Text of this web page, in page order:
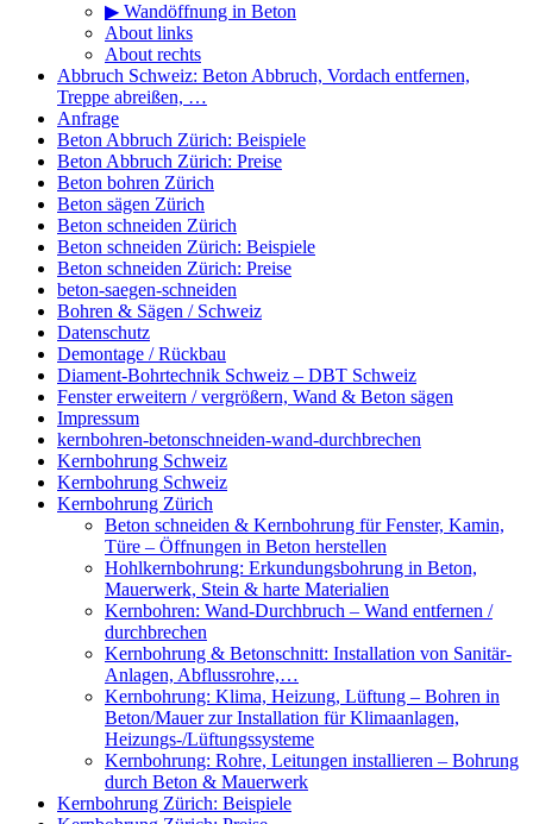
▶ Wandöffnung in Beton
About links
About rechts
Abbruch Schweiz: Beton Abbruch, Vordach entfernen,
Treppe abreißen, …
Anfrage
Beton Abbruch Zürich: Beispiele
Beton Abbruch Zürich: Preise
Beton bohren Zürich
Beton sägen Zürich
Beton schneiden Zürich
Beton schneiden Zürich: Beispiele
Beton schneiden Zürich: Preise
beton-saegen-schneiden
Bohren & Sägen / Schweiz
Datenschutz
Demontage / Rückbau
Diament-Bohrtechnik Schweiz – DBT Schweiz
Fenster erweitern / vergrößern, Wand & Beton sägen
Impressum
kernbohren-betonschneiden-wand-durchbrechen
Kernbohrung Schweiz
Kernbohrung Schweiz
Kernbohrung Zürich
Beton schneiden & Kernbohrung für Fenster, Kamin,
Türe – Öffnungen in Beton herstellen
Hohlkernbohrung: Erkundungsbohrung in Beton,
Mauerwerk, Stein & harte Materialien
Kernbohren: Wand-Durchbruch – Wand entfernen /
durchbrechen
Kernbohrung & Betonschnitt: Installation von Sanitär-
Anlagen, Abflussrohre,…
Kernbohrung: Klima, Heizung, Lüftung – Bohren in
Beton/Mauer zur Installation für Klimaanlagen,
Heizungs-/Lüftungssysteme
Kernbohrung: Rohre, Leitungen installieren – Bohrung
durch Beton & Mauerwerk
Kernbohrung Zürich: Beispiele